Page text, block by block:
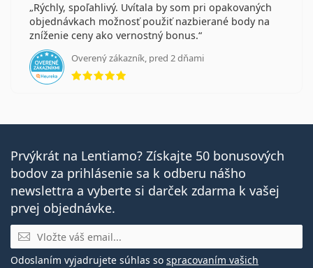
Rýchly, spoľahlivý. Uvítala by som pri opakovaných
objednávkach možnosť použiť nazbierané body na
zníženie ceny ako vernostný bonus.
Overený zákazník, pred 2 dňami
hodnotenie 5 z 5
Prvýkrát na Lentiamo? Získajte 50 bonusových
bodov za prihlásenie sa k odberu nášho
newslettra a vyberte si darček zdarma k vašej
prvej objednávke.
E-mail
Odoslaním vyjadrujete súhlas so spracovaním vašich